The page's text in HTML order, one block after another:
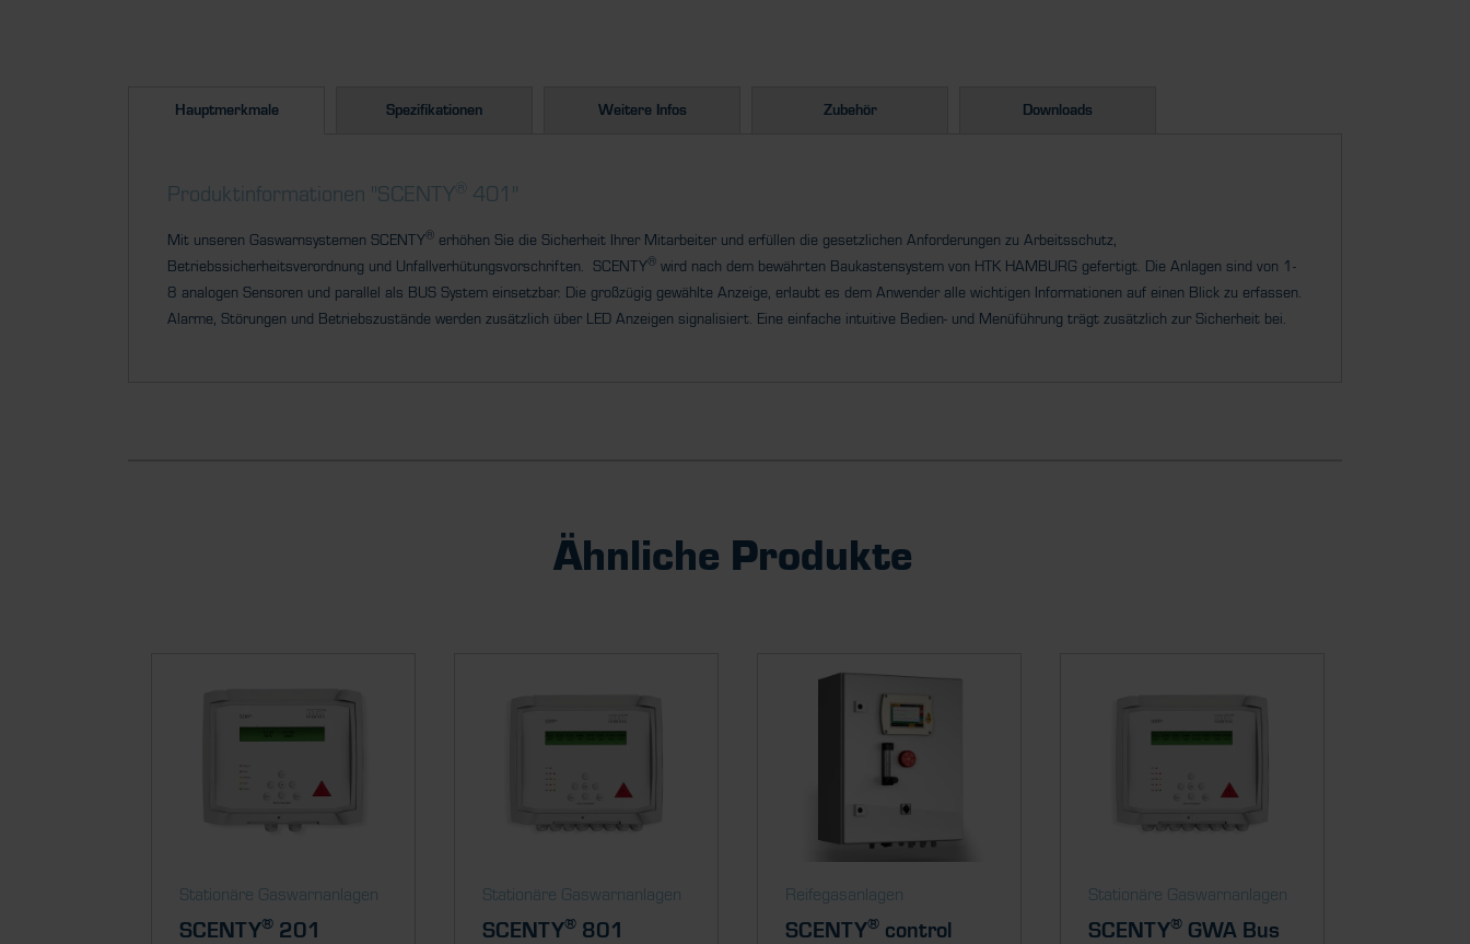
Hauptmerkmale Spezifikationen Weitere Infos Zubehör Downloads
Produktinformationen "SCENTY ® 401"
Mit unseren Gaswarnsystemen SCENTY® erhöhen Sie die Sicherheit Ihrer Mitarbeiter und erfüllen die gesetzlichen Anforderungen zu Arbeitsschutz,
Betriebssicherheitsverordnung und Unfallverhütungsvorschriften. SCENTY® wird nach dem bewährten Baukastensystem von HTK HAMBURG gefertigt. Die Anlagen sind von 1-
8 analogen Sensoren und parallel als BUS System einsetzbar. Die großzügig gewählte Anzeige, erlaubt es dem Anwender alle wichtigen Informationen auf einen Blick zu erfassen.
Alarme, Störungen und Betriebszustände werden zusätzlich über LED Anzeigen signalisiert. Eine einfache intuitive Bedien- und Menüführung trägt zusätzlich zur Sicherheit bei.
Ähnliche Produkte
Stationäre Gaswarnanlagen
SCENTY®201
Stationäre Gaswarnanlagen
SCENTY®801
Reifegasanlagen
SCENTY®control
Stationäre Gaswarnanlagen
SCENTY®GWA Bus